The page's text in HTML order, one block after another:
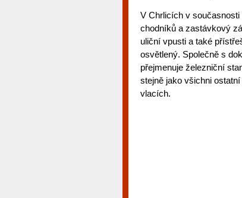
V Chrlicích v
chodníků a zastávkový
uliční vpusti a také
osvětlený. Společně s
přejmenuje železniční
stejně jako všichni
vlacích.